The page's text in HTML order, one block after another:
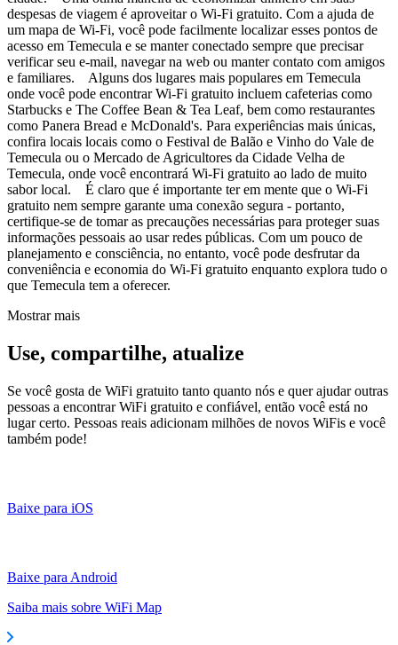
despesas de viagem é aproveitar o Wi-Fi gratuito. Com a ajuda de
um mapa de Wi-Fi, você pode facilmente localizar esses pontos de
acesso em Temecula e se manter conectado sempre que precisar
verificar seu e-mail, navegar na web ou manter contato com amigos
e familiares. Alguns dos lugares mais populares em Temecula
onde você pode encontrar Wi-Fi gratuito incluem cafeterias como
Starbucks e The Coffee Bean & Tea Leaf, bem como restaurantes
como Panera Bread e McDonald's. Para experiências mais únicas,
confira locais locais como o Festival de Balão e Vinho do Vale de
Temecula ou o Mercado de Agricultores da Cidade Velha de
Temecula, onde você encontrará Wi-Fi gratuito ao lado de muito
sabor local. É claro que é importante ter em mente que o Wi-Fi
gratuito nem sempre garante uma conexão segura - portanto,
certifique-se de tomar as precauções necessárias para proteger suas
informações pessoais ao usar redes públicas. Com um pouco de
planejamento e consciência, no entanto, você pode desfrutar da
conveniência e economia do Wi-Fi gratuito enquanto explora tudo o
que Temecula tem a oferecer.
Mostrar mais
Use, compartilhe, atualize
Se você gosta de WiFi gratuito tanto quanto nós e quer ajudar outras
pessoas a encontrar WiFi gratuito e confiável, então você está no
lugar certo. Pessoas reais adicionam milhões de novos WiFis e você
também pode!
Baixe para iOS
Baixe para Android
Saiba mais sobre WiFi Map